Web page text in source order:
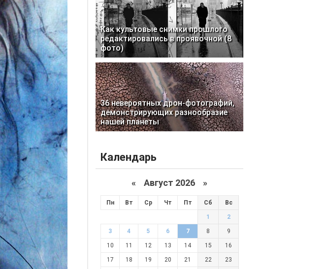
Как культовые снимки прошлого
редактировались в проявочной (8
фото)
36 невероятных дрон-фотографий,
демонстрирующих разнообразие
нашей планеты
Календарь
« Август 2026 »
Пн Вт Ср Чт Пт Сб Вс
1 2
3 4 5 6 7 8 9
10 11 12 13 14 15 16
17 18 19 20 21 22 23